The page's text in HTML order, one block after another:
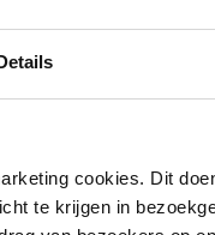
cookies. Dit
te krijgen in